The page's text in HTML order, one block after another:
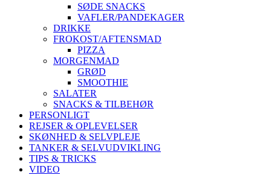
SØDE SNACKS
VAFLER/PANDEKAGER
DRIKKE
FROKOST/AFTENSMAD
PIZZA
MORGENMAD
GRØD
SMOOTHIE
SALATER
SNACKS & TILBEHØR
PERSONLIGT
REJSER & OPLEVELSER
SKØNHED & SELVPLEJE
TANKER & SELVUDVIKLING
TIPS & TRICKS
VIDEO